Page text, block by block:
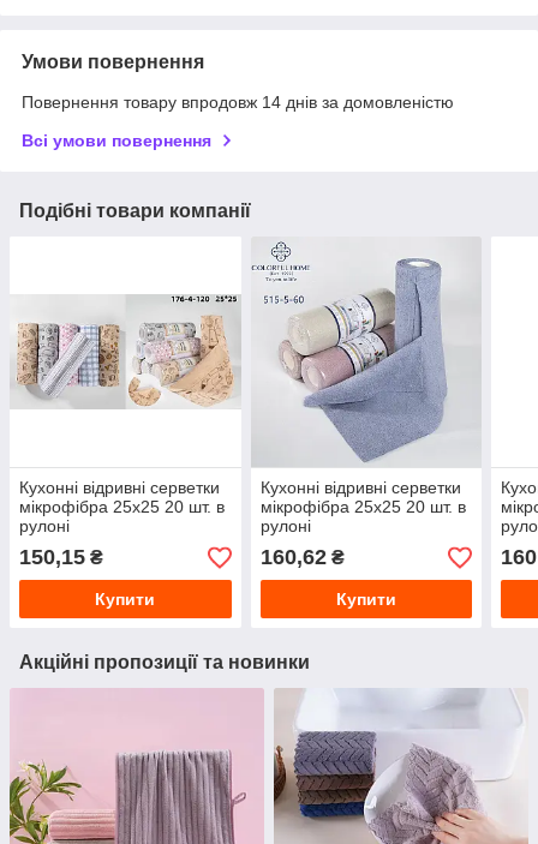
Умови повернення
Повернення товару впродовж 14 днів за домовленістю
Всі умови повернення
Подібні товари компанії
Кухонні відривні серветки
мікрофібра 25х25 20 шт. в
рулоні
150,15 ₴
Купити
Кухонні відривні серветки
мікрофібра 25х25 20 шт. в
рулоні
160,62₴
Купити
Акційні пропозиції та новинки